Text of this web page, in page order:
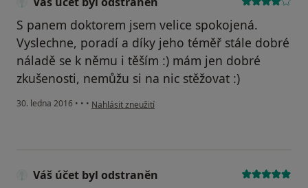
S panem doktorem jsem velice spokojená.
Vyslechne, poradí a díky jeho téměř stále dobré
náladě se k němu i těším :) mám jen dobré
zkušenosti, nemůžu si na nic stěžovat :)
30. ledna 2016 • • • podle názoru uživatele Váš účet byl odstraněn
Nahlásit zneužití
Váš účet byl odstraněn